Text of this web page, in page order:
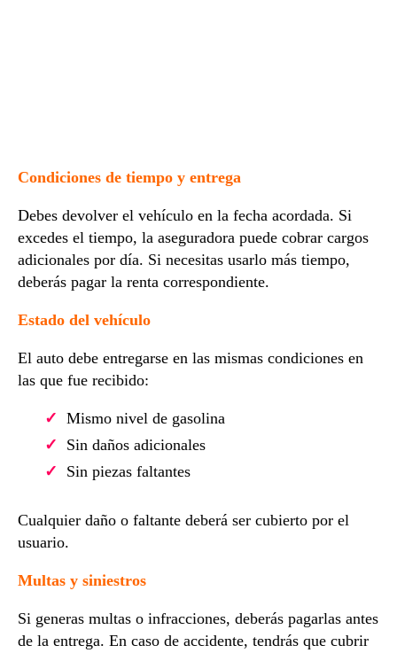
Condiciones de tiempo y entrega
Debes devolver el vehículo en la fecha acordada. Si
excedes el tiempo, la aseguradora puede cobrar cargos
adicionales por día. Si necesitas usarlo más tiempo,
deberás pagar la renta correspondiente.
Estado del vehículo
El auto debe entregarse en las mismas condiciones en
las que fue recibido:
Mismo nivel de gasolina
Sin daños adicionales
Sin piezas faltantes
Cualquier daño o faltante deberá ser cubierto por el
usuario.
Multas y siniestros
Si generas multas o infracciones, deberás pagarlas antes
de la entrega. En caso de accidente, tendrás que cubrir